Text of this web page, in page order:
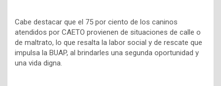
Cabe destacar que el 75 por ciento de los caninos
atendidos por CAETO provienen de situaciones de calle o
de maltrato, lo que resalta la labor social y de rescate que
impulsa la BUAP, al brindarles una segunda oportunidad y
una vida digna.